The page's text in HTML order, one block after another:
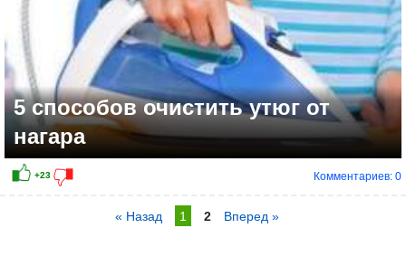
5 способов очистить утюг от
нагара
Комментариев: 0
« Назад 1 2 Вперед »